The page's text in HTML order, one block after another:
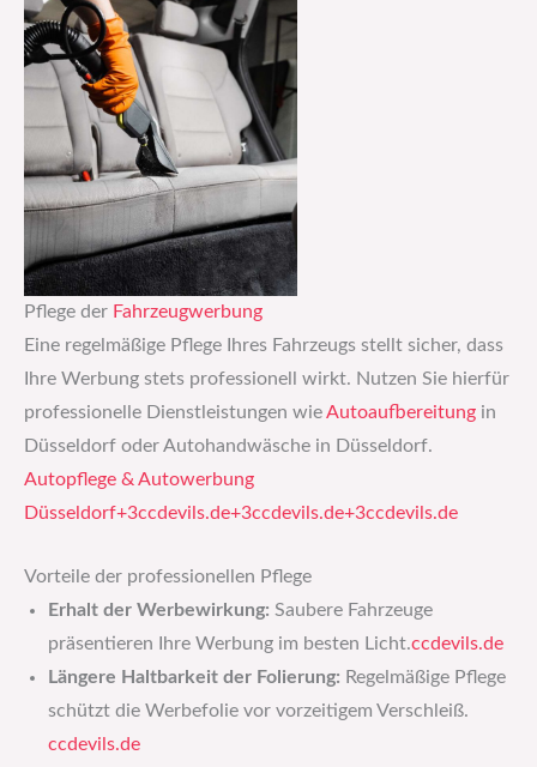
Pflege der Fahrzeugwerbung
Eine regelmäßige Pflege Ihres Fahrzeugs stellt sicher, dass
Ihre Werbung stets professionell wirkt. Nutzen Sie hierfür
professionelle Dienstleistungen wie Autoaufbereitung in
Düsseldorf oder Autohandwäsche in Düsseldorf.​
Autopflege & Autowerbung
Düsseldorf+3ccdevils.de+3ccdevils.de+3ccdevils.de
Vorteile der professionellen Pflege
Erhalt der Werbewirkung: Saubere Fahrzeuge
präsentieren Ihre Werbung im besten Licht.​ccdevils.de
Längere Haltbarkeit der Folierung: Regelmäßige Pflege
schützt die Werbefolie vor vorzeitigem Verschleiß.​
ccdevils.de